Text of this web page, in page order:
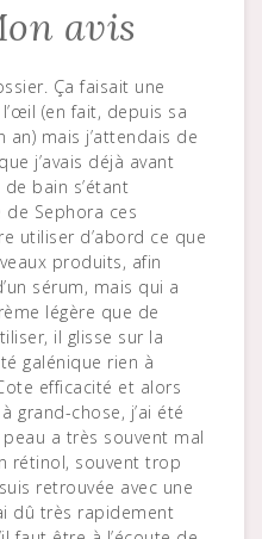
avis
Ça faisait une
(en fait, depuis sa
mais j’attendais de
j’avais déjà avant
bain s’étant
Sephora ces
utiliser d’abord ce que
produits, afin
sérum, mais qui a
légère que de
il glisse sur la
galénique rien à
efficacité et alors
grand-chose, j’ai été
peau a très souvent mal
rétinol, souvent trop
retrouvée avec une
dû très rapidement